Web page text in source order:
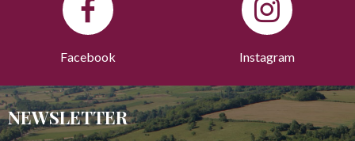
Facebook Instagram
NEWSLETTER